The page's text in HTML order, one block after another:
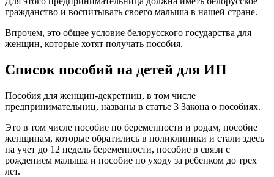
гражданство и воспитывать своего малыша в нашей стране.
Впрочем, это общее условие белорусского государства для
женщин, которые хотят получать пособия.
Список пособий на детей для ИП
Пособия для женщин-декретниц, в том числе
предпринимательниц, названы в статье 3 Закона о пособиях.
Это в том числе пособие по беременности и родам, пособие
женщинам, которые обратились в поликлиники и стали здесь
на учет до 12 недель беременности, пособие в связи с
рождением малыша и пособие по уходу за ребенком до трех
лет.